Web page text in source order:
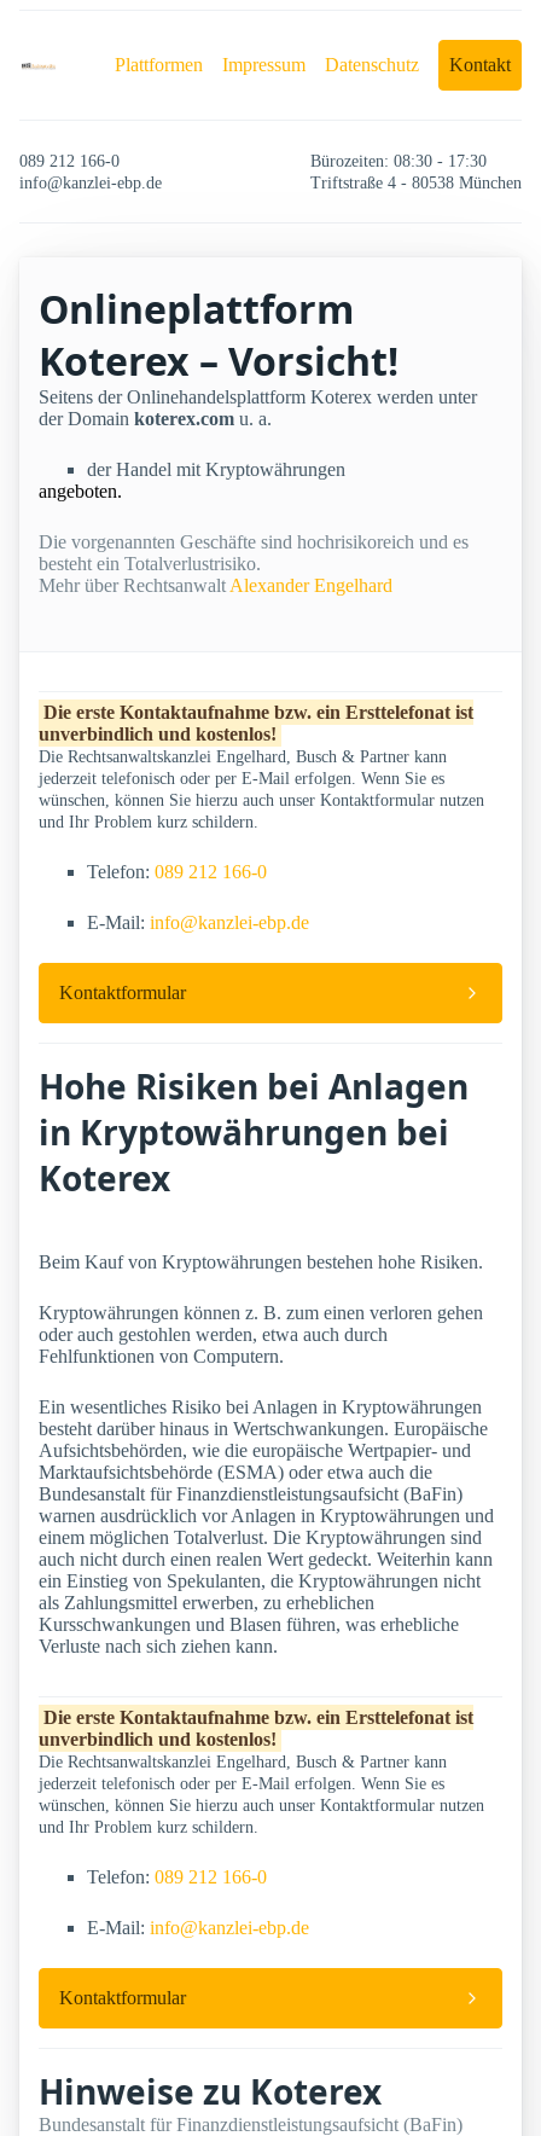
Plattformen Impressum Datenschutz Kontakt
089 212 166-0
info@kanzlei-ebp.de
Bürozeiten: 08:30 - 17:30
Triftstraße 4 - 80538 München
Onlineplattform
Koterex – Vorsicht!
Seitens der Onlinehandelsplattform Koterex werden unter
der Domain koterex.com u. a.
der Handel mit Kryptowährungen
angeboten.
Die vorgenannten Geschäfte sind hochrisikoreich und es
besteht ein Totalverlustrisiko.
Mehr über Rechtsanwalt Alexander Engelhard
Die erste Kontaktaufnahme bzw. ein Ersttelefonat ist
unverbindlich und kostenlos!
Die Rechtsanwaltskanzlei Engelhard, Busch & Partner kann
jederzeit telefonisch oder per E-Mail erfolgen. Wenn Sie es
wünschen, können Sie hierzu auch unser Kontaktformular nutzen
und Ihr Problem kurz schildern.
Telefon: 089 212 166-0
E-Mail: info@kanzlei-ebp.de
Kontaktformular
Hohe Risiken bei Anlagen
in Kryptowährungen bei
Koterex
Beim Kauf von Kryptowährungen bestehen hohe Risiken.
Kryptowährungen können z. B. zum einen verloren gehen
oder auch gestohlen werden, etwa auch durch
Fehlfunktionen von Computern.
Ein wesentliches Risiko bei Anlagen in Kryptowährungen
besteht darüber hinaus in Wertschwankungen. Europäische
Aufsichtsbehörden, wie die europäische Wertpapier- und
Marktaufsichtsbehörde (ESMA) oder etwa auch die
Bundesanstalt für Finanzdienstleistungsaufsicht (BaFin)
warnen ausdrücklich vor Anlagen in Kryptowährungen und
einem möglichen Totalverlust. Die Kryptowährungen sind
auch nicht durch einen realen Wert gedeckt. Weiterhin kann
ein Einstieg von Spekulanten, die Kryptowährungen nicht
als Zahlungsmittel erwerben, zu erheblichen
Kursschwankungen und Blasen führen, was erhebliche
Verluste nach sich ziehen kann.
Die erste Kontaktaufnahme bzw. ein Ersttelefonat ist
unverbindlich und kostenlos!
Die Rechtsanwaltskanzlei Engelhard, Busch & Partner kann
jederzeit telefonisch oder per E-Mail erfolgen. Wenn Sie es
wünschen, können Sie hierzu auch unser Kontaktformular nutzen
und Ihr Problem kurz schildern.
Telefon: 089 212 166-0
E-Mail: info@kanzlei-ebp.de
Kontaktformular
Hinweise zu Koterex
Bundesanstalt für Finanzdienstleistungsaufsicht (BaFin)